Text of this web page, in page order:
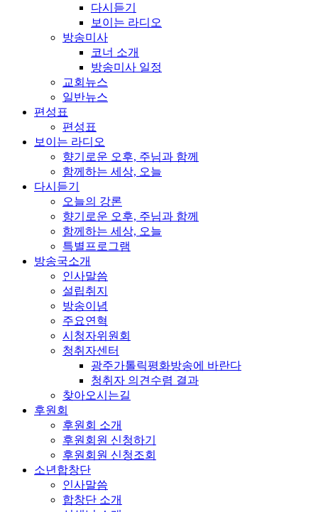
다시듣기
보이는 라디오
방송미사
코너 소개
방송미사 일정
교회뉴스
일반뉴스
편성표
편성표
보이는 라디오
향기로운 오후, 주님과 함께
함께하는 세상, 오늘
다시듣기
오늘의 강론
향기로운 오후, 주님과 함께
함께하는 세상, 오늘
특별프로그램
방송국소개
인사말씀
설립취지
방송이념
주요연혁
시청자위원회
청취자센터
광주가톨릭평화방송에 바란다
청취자 의견수렴 결과
찾아오시는길
후원회
후원회 소개
후원회원 신청하기
후원회원 신청조회
소년합창단
인사말씀
합창단 소개